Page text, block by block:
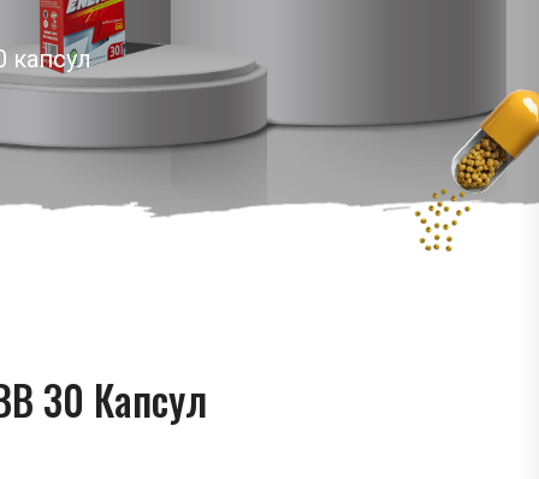
капсул
30 Капсул